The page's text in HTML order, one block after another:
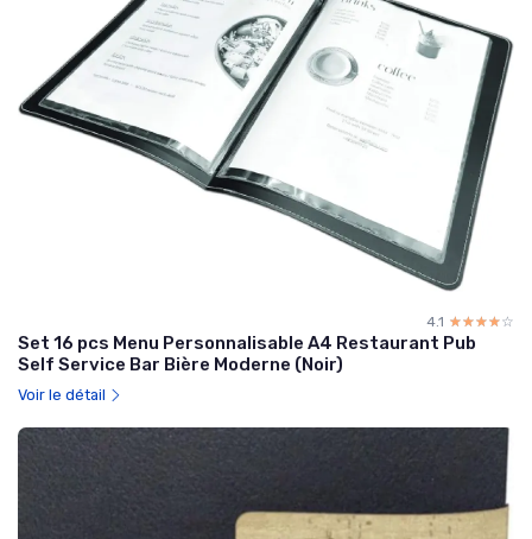
4.1 ☆☆☆☆☆
★★★★★
Set 16 pcs Menu Personnalisable A4 Restaurant Pub
Self Service Bar Bière Moderne (Noir)
Voir le détail